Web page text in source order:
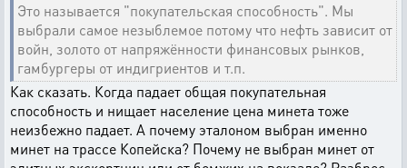
Это называется "покупательская способность". Мы
выбрали самое незыблемое потому что нефть зависит от
войн, золото от напряжённости финансовых рынков,
гамбургеры от индигриентов и т.п.
Как сказать. Когда падает общая покупательная
способность и нищает население цена минета тоже
неизбежно падает. А почему эталоном выбран именно
минет на трассе Копейска? Почему не выбран минет от